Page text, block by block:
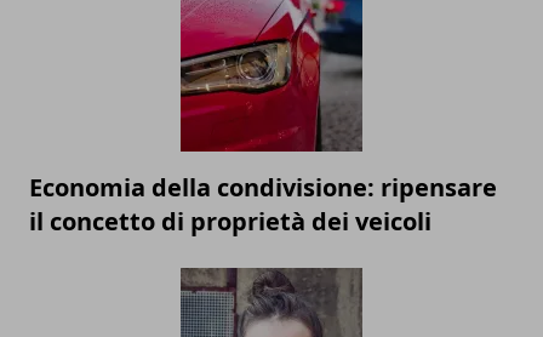
Economia della condivisione: ripensare
il concetto di proprietà dei veicoli